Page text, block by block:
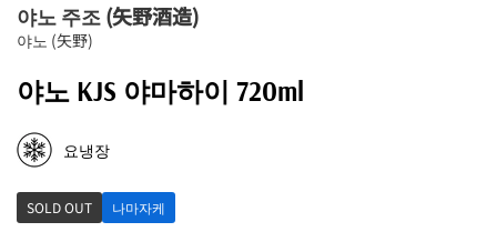
야노 주조 (矢野酒造)
야노 (矢野)
야노 KJS 야마하이 720ml
요냉장
SOLD OUT 나마자케